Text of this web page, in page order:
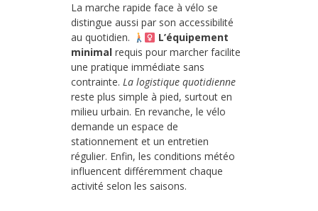
La marche rapide face à vélo se
distingue aussi par son accessibilité
au quotidien.
L’équipement
minimal requis pour marcher facilite
une pratique immédiate sans
contrainte. La logistique quotidienne
reste plus simple à pied, surtout en
milieu urbain. En revanche, le vélo
demande un espace de
stationnement et un entretien
régulier. Enfin, les conditions météo
influencent différemment chaque
activité selon les saisons.